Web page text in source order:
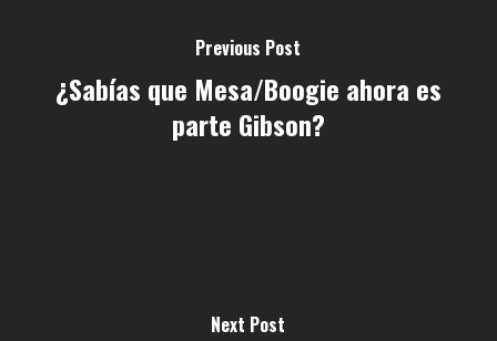
Previous Post
¿Sabías que Mesa/Boogie ahora es
parte Gibson?
Next Post